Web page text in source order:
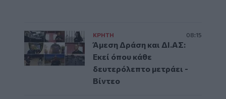
ΚΡΗΤΗ 08:15
Άμεση Δράση και ΔΙ.ΑΣ:
Εκεί όπου κάθε
δευτερόλεπτο μετράει -
Βίντεο